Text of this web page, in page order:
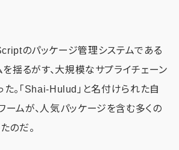
のパッケージ管理システムである
揺るがす、大規模なサプライチェーン
。「Shai-Hulud」と名付けられた自
ムが、人気パッケージを含む多くの
のだ。